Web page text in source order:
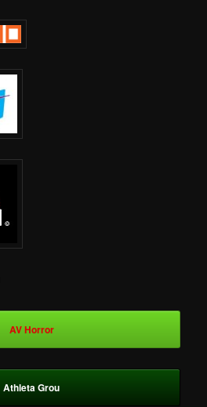
AV Horror
Athleta Grou